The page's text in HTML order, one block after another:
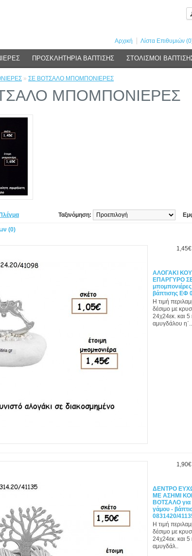
Αρχική Λίστα Επιθυμιών
ΠΡΟΣΚΛΗΤΗΡΙΑ ΒΑΠΤΙΣΗΣ ΣΤΟΛΙΣΜΟΙ
» ΣΕ ΒΟΤΣΑΛΟ ΜΠΟΜΠΟΝΙΕΡΕΣ
ΜΠΟΜΠΟΝΙΕΡΕΣ
Πλέγμα Ταξινόμηση:
(0)
1,45€
ΑΛΟΓΑΚΙ
ΕΠΑΡΓΥΡΟ
βάπτισης ΕΦ
Η τιμή
δέσιμο με
24χ24εκ. και
αμυγδάλου η΄..
1,90€
ΔΕΝΤΡΟ
ΜΕ ΑΣΗΜΙ
ΒΟΤΣΑΛΟ για
γάμου -
0831420/
Η τιμή
δέσιμο με
24χ24εκ. και
αμυγδάλ..